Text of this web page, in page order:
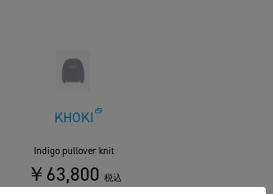
KHOKI
Indigo pullover knit
￥63,800 税込